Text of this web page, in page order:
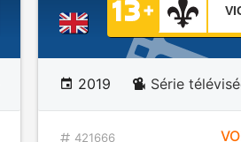
2019 Série
421666